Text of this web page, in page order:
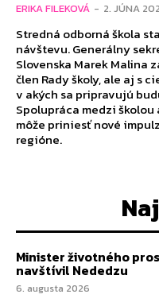
ERIKA FILEKOVÁ - 2. JÚNA
Stredná odborná škola
návštevu. Generálny
Slovenska Marek Malina
člen Rady školy, ale aj s
v akých sa pripravujú
Spolupráca medzi
môže priniesť nové
regióne.
Minister životného
navštívil Nededzu
6. augusta 2026